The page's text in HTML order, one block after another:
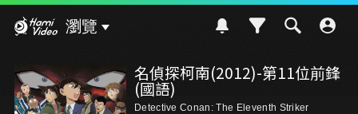
瀏覽
名偵探柯南(2012)-第11位前鋒
(國語)
Detective Conan: The Eleventh Striker